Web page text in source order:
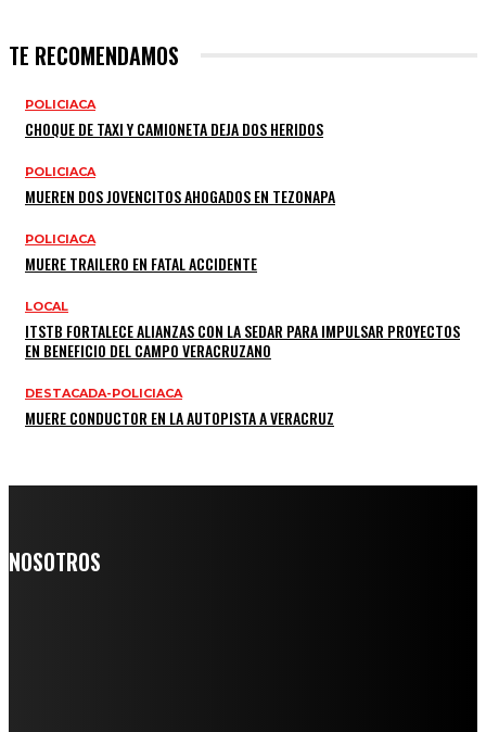
TE RECOMENDAMOS
POLICIACA
CHOQUE DE TAXI Y CAMIONETA DEJA DOS HERIDOS
POLICIACA
MUEREN DOS JOVENCITOS AHOGADOS EN TEZONAPA
POLICIACA
MUERE TRAILERO EN FATAL ACCIDENTE
LOCAL
ITSTB FORTALECE ALIANZAS CON LA SEDAR PARA IMPULSAR PROYECTOS
EN BENEFICIO DEL CAMPO VERACRUZANO
DESTACADA-POLICIACA
MUERE CONDUCTOR EN LA AUTOPISTA A VERACRUZ
NOSOTROS